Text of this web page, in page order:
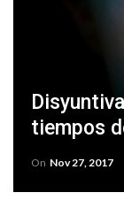
tiempos
On Nov 27, 2017